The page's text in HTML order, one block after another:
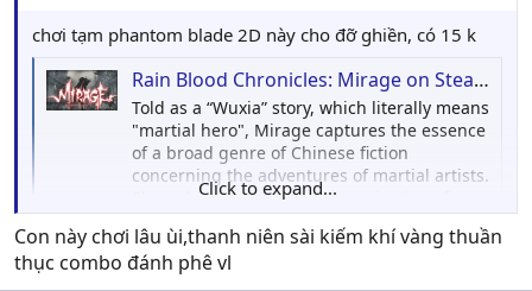
chơi tạm phantom blade 2D này cho đỡ ghiền, có 15 k
Rain Blood Chronicles: Mirage on Steam
Told as a “Wuxia” story, which literally means
"martial hero", Mirage captures the essence
of a broad genre of Chinese fiction
concerning the adventures of martial artists.
Shrouded in secrecy, an organization of
assassins wreak havoc on the local
populace.
store.steampowered.com
Click to expand...
Con này chơi lâu ùi,thanh niên sài kiếm khí vàng thuần
thục combo đánh phê vl